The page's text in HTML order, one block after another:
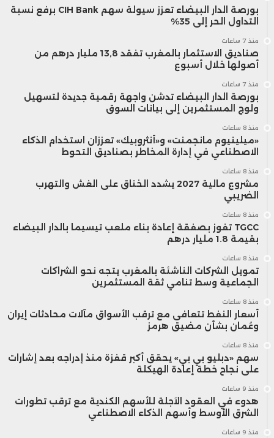
بورصة الدار البيضاء تعزز سيولة سهم CIH Bank برفع نسبة
التداول الحر إلى 35%
منذ 7 ساعات
صناديق الاستثمار بالمغرب تفقد 13,8 مليار درهم من
أصولها خلال أسبوع
منذ 7 ساعات
بورصة الدار البيضاء تدشن واجهة رقمية جديدة لتسهيل
ولوج المستثمرين إلى بيانات السوق
منذ 8 ساعات
«ميلينيوم مانجمنت» و«أنثروبيك» تعززان استخدام الذكاء
الاصطناعي في إدارة المخاطر بصناديق التحوط
منذ 8 ساعات
مشروع مالية 2027 يشدد الخناق على الغش والتهرب
الضريبي
منذ 8 ساعات
TGCC تفوز بصفقة إعادة بناء ملعب تيسيما بالدار البيضاء
بقيمة 1.8 مليار درهم
منذ 8 ساعات
تمويل الشركات الناشئة بالمغرب يتجه نحو الشراكات
الجماعية وسط تنامي ثقة المستثمرين
منذ 8 ساعات
أسعار النفط تتعافى مع ترقب الأسواق مآلات محادثات إيران
وعُمان بشأن مضيق هرمز
منذ 8 ساعات
سهم «دبليو بي بي» يحقق أكبر قفزة منذ إدراجه بعد إشارات
على نجاح خطة إعادة الهيكلة
منذ 9 ساعات
هدوء في العقود الآجلة للأسهم الكندية مع ترقب تطورات
الشرق الأوسط وأسهم الذكاء الاصطناعي
منذ 9 ساعات